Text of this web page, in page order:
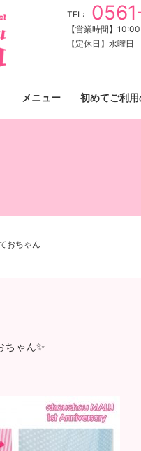
TEL:
【営業時間】
【定休日】水曜日
メニュー 初めてご利
おちゃん
ちゃん✨